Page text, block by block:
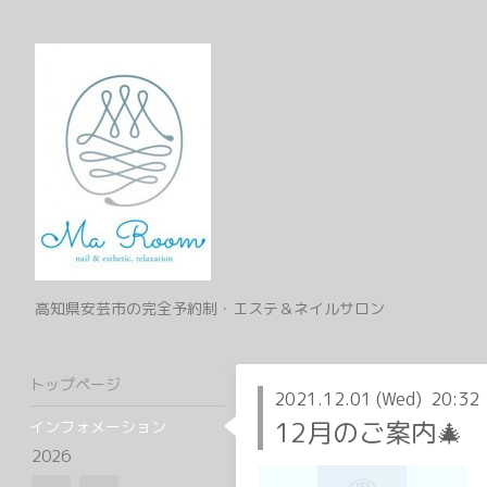
高知県安芸市の完全予約制・エステ＆ネイルサロン
2021.12.01 (Wed) 20:32
12月のご案内🎄
トップページ
インフォメーション
2026